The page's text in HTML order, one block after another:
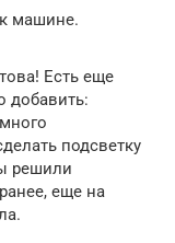
машине.
Есть еще
добавить:
подсветку
решили
еще на